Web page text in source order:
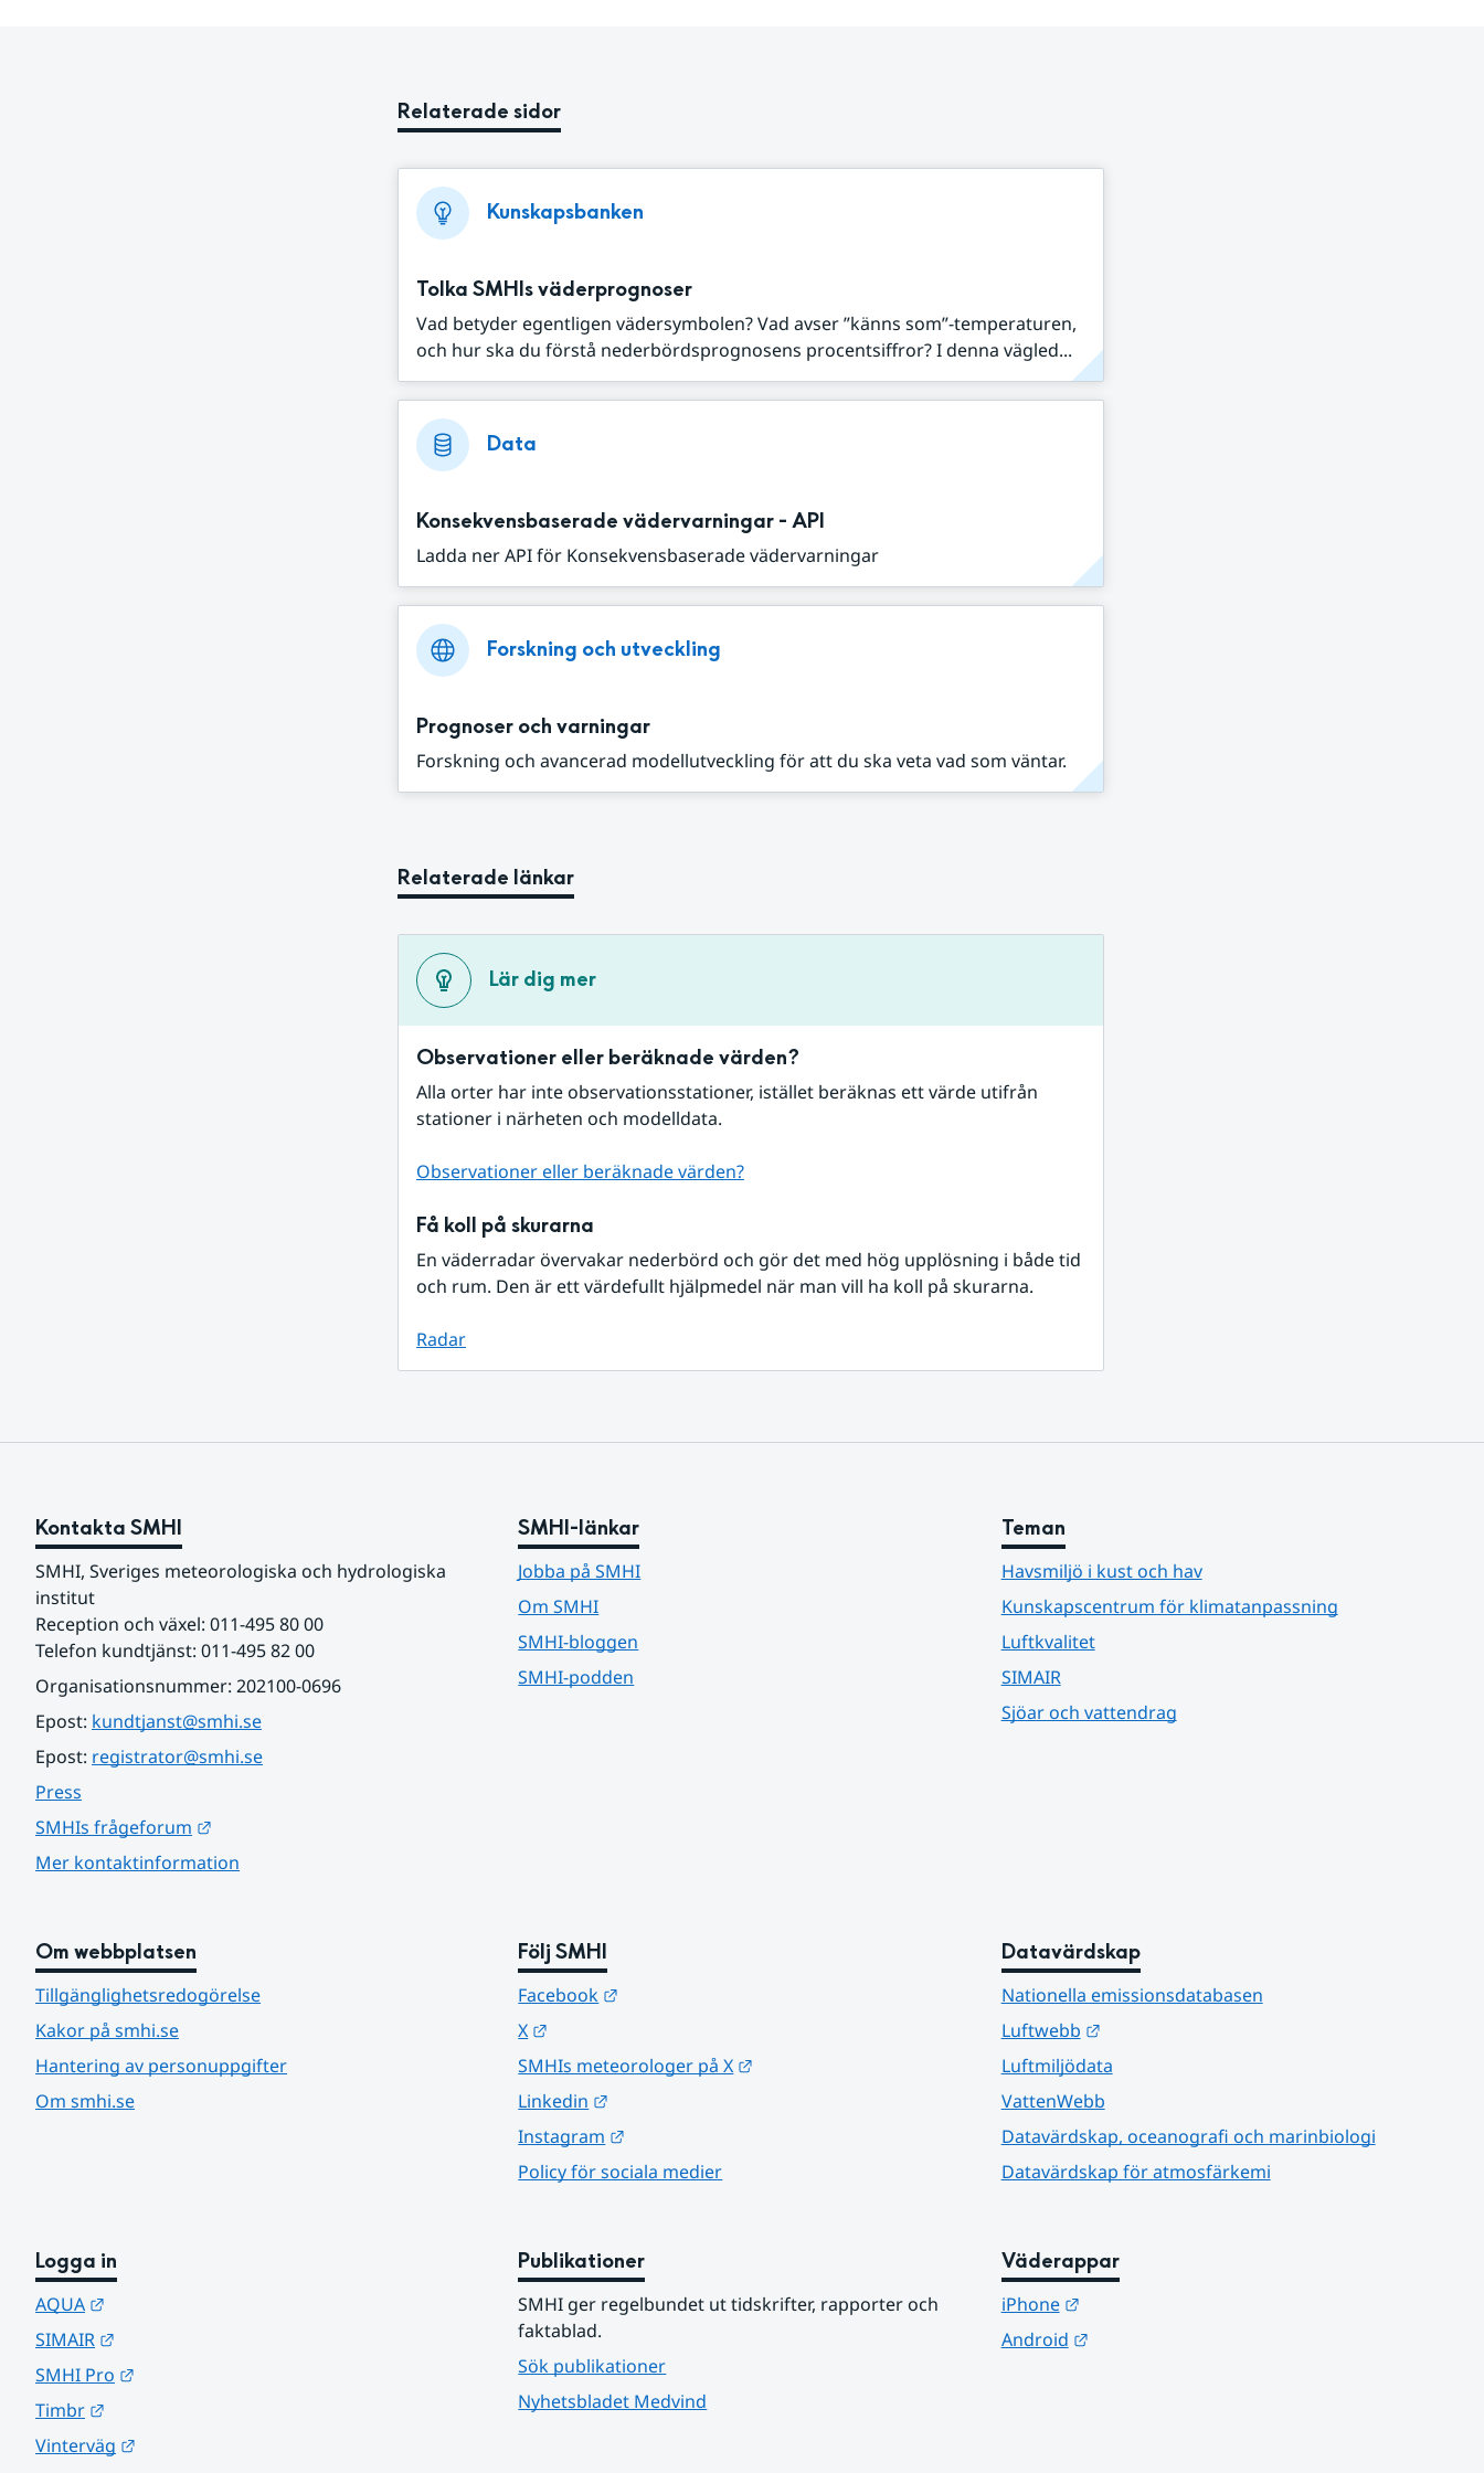
Relaterade sidor
Kunskapsbanken
Tolka SMHIs väderprognoser
Vad betyder egentligen vädersymbolen? Vad avser ”känns som”-temperaturen,
och hur ska du förstå nederbördsprognosens procentsiffror? I denna vägled...
Data
Konsekvensbaserade vädervarningar - API
Ladda ner API för Konsekvensbaserade vädervarningar
Forskning och utveckling
Prognoser och varningar
Forskning och avancerad modellutveckling för att du ska veta vad som väntar.
Relaterade länkar
Lär dig mer
Observationer eller beräknade värden?
Alla orter har inte observationsstationer, istället beräknas ett värde utifrån
stationer i närheten och modelldata.
Observationer eller beräknade värden?
Få koll på skurarna
En väderradar övervakar nederbörd och gör det med hög upplösning i både tid
och rum. Den är ett värdefullt hjälpmedel när man vill ha koll på skurarna.
Radar
Kontakta SMHI
SMHI, Sveriges meteorologiska och hydrologiska
institut
Reception och växel: 011-495 80 00
Telefon kundtjänst: 011-495 82 00
Organisationsnummer: 202100-0696
Epost: kundtjanst@smhi.se
Epost: registrator@smhi.se
Press
SMHIs frågeforum
Mer kontaktinformation
SMHI-länkar
Jobba på SMHI
Om SMHI
SMHI-bloggen
SMHI-podden
Teman
Havsmiljö i kust och hav
Kunskapscentrum för klimatanpassning
Luftkvalitet
SIMAIR
Sjöar och vattendrag
Om webbplatsen
Tillgänglighetsredogörelse
Kakor på smhi.se
Hantering av personuppgifter
Om smhi.se
Följ SMHI
Facebook
X
SMHIs meteorologer på X
Linkedin
Instagram
Policy för sociala medier
Datavärdskap
Nationella emissionsdatabasen
Luftwebb
Länk till annan webbplats.
Luftmiljödata
VattenWebb
Datavärdskap, oceanografi och marinbiologi
Datavärdskap för atmosfärkemi
Logga in
AQUA
SIMAIR
SMHI Pro
Timbr
Vinterväg
Publikationer
SMHI ger regelbundet ut tidskrifter, rapporter och
faktablad.
Sök publikationer
Nyhetsbladet Medvind
Väderappar
iPhone
Länk till annan webbplats.
Android
Länk till annan webbplats.